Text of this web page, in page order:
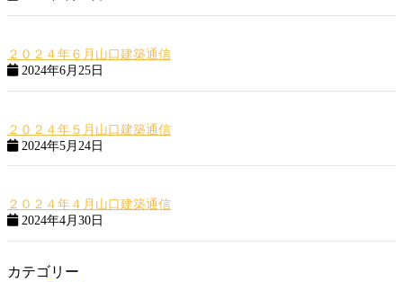
２０２４年６月山口建築通信
2024年6月25日
２０２４年５月山口建築通信
2024年5月24日
２０２４年４月山口建築通信
2024年4月30日
カテゴリー